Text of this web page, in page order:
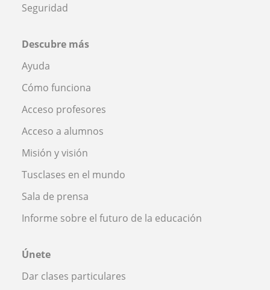
Seguridad
Descubre más
Ayuda
Cómo funciona
Acceso profesores
Acceso a alumnos
Misión y visión
Tusclases en el mundo
Sala de prensa
Informe sobre el futuro de la educación
Únete
Dar clases particulares